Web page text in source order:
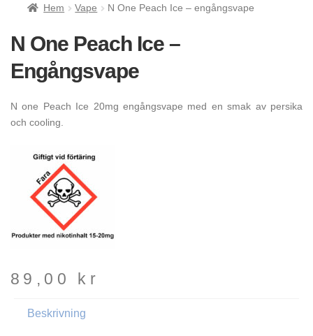
Hem Vape N One Peach Ice – engångsvape
N One Peach Ice –
Engångsvape
N one Peach Ice 20mg engångsvape med en smak av persika
och cooling.
89,00 kr
Beskrivning